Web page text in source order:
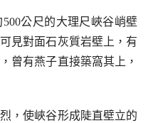
公尺的大理尺峽谷峭壁
見對面石灰質岩壁上，有
曾有燕子直接築窩其上，
，使峽谷形成陡直壁立的